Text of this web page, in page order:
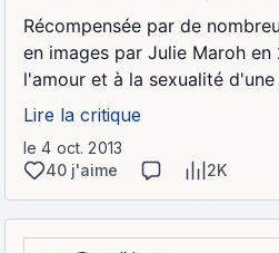
Récompensée par de
en images par Julie Maroh
l'amour et à la sexualité
Lire la critique
le 4 oct. 2013
40 j'aime
2K